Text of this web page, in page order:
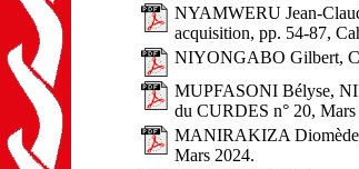
NYAMWERU Jean-
acquisition, pp. 54-87,
NIYONGABO Gilbert,
MUPFASONI Bélyse,
du CURDES n° 20, Mars
MANIRAKIZA
Mars 2024.